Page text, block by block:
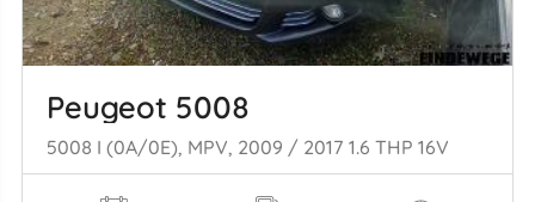
Peugeot 5008
5008 I (0A/0E), MPV, 2009 / 2017 1.6 THP 16V